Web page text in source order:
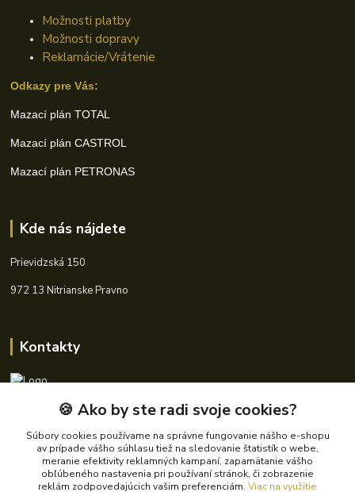
Možnosti platby
Možnosti dopravy
Reklamácie/Vrátenie
Odkazy pre Vás:
Mazací plán TOTAL
Mazací plán CASTROL
Mazací plán PETRONAS
Kde nás nájdete
Prievidzská 150
972 13 Nitrianske Pravno
Kontakty
+421 940 621 185
info@autoking.sk
🍪 Ako by ste radi svoje cookies?
Súbory cookies používame na správne fungovanie nášho e-shopu
av prípade vášho súhlasu tiež na sledovanie štatistík o webe,
meranie efektivity reklamných kampaní, zapamätanie vášho
obľúbeného nastavenia pri používaní stránok, či zobrazenie
reklám zodpovedajúcich vašim preferenciám. Viac na využitie